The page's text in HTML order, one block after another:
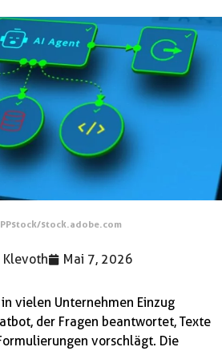
stock.adobe.com
Klevoth Mai 7, 2026
vielen Unternehmen Einzug
der Fragen beantwortet, Texte
vorschlägt. Die